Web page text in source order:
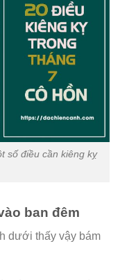
số điều cần kiêng kỵ
ban đêm
dưới thấy vậy bám